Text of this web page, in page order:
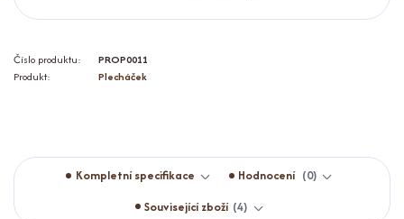
Číslo produktu:
PROP0011
Produkt:
Plecháček
Kompletní specifikace Hodnocení
0
Související zboží 4